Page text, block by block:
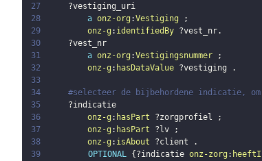
27
?vestiging_uri
28
a onz-org :Vestiging
;
29
onz-g : identifiedBy ?vest_nr.
30
?vest_nr
31
a onz-org :Vestigingsnummer
;
32
onz-g : hasDataValue ?vestiging
.
33
34
#selecteer de bijbehordene indicatie,
35
?indicatie
36
onz-g : hasPart ?zorgprofiel
;
37
onz-g : hasPart ?lv
;
38
onz-g : isAbout ?client
.
39
OPTIONAL { ?indicatie onz-zorg :